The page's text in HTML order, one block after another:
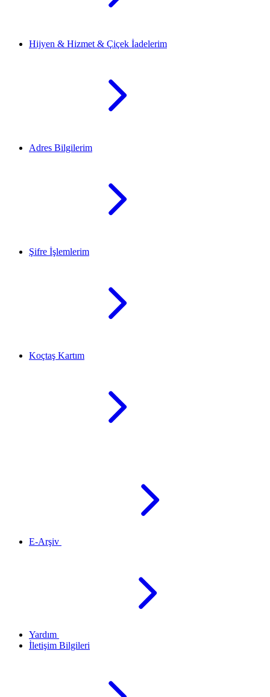
Hijyen & Hizmet & Çiçek İadelerim
Adres Bilgilerim
Şifre İşlemlerim
Koçtaş Kartım
E-Arşiv
Yardım
İletişim Bilgileri